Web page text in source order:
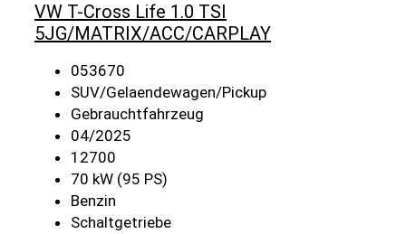
VW T-Cross Life 1.0 TSI
5JG/MATRIX/ACC/CARPLAY
053670
SUV/Gelaendewagen/Pickup
Gebrauchtfahrzeug
04/2025
12700
70 kW (95 PS)
Benzin
Schaltgetriebe